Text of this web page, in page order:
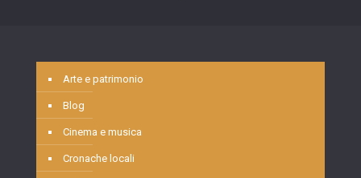
Arte e patrimonio
Blog
Cinema e musica
Cronache locali